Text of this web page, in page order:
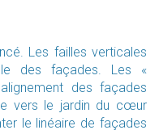
Les failles verticales
des façades. Les «
des façades
vers le jardin du cœur
le linéaire de façades